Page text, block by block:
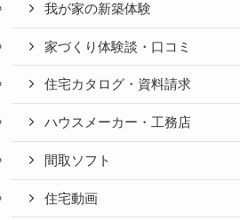
我が家の新築体験
家づくり体験談・口コミ
住宅カタログ・資料請求
ハウスメーカー・工務店
間取ソフト
住宅動画